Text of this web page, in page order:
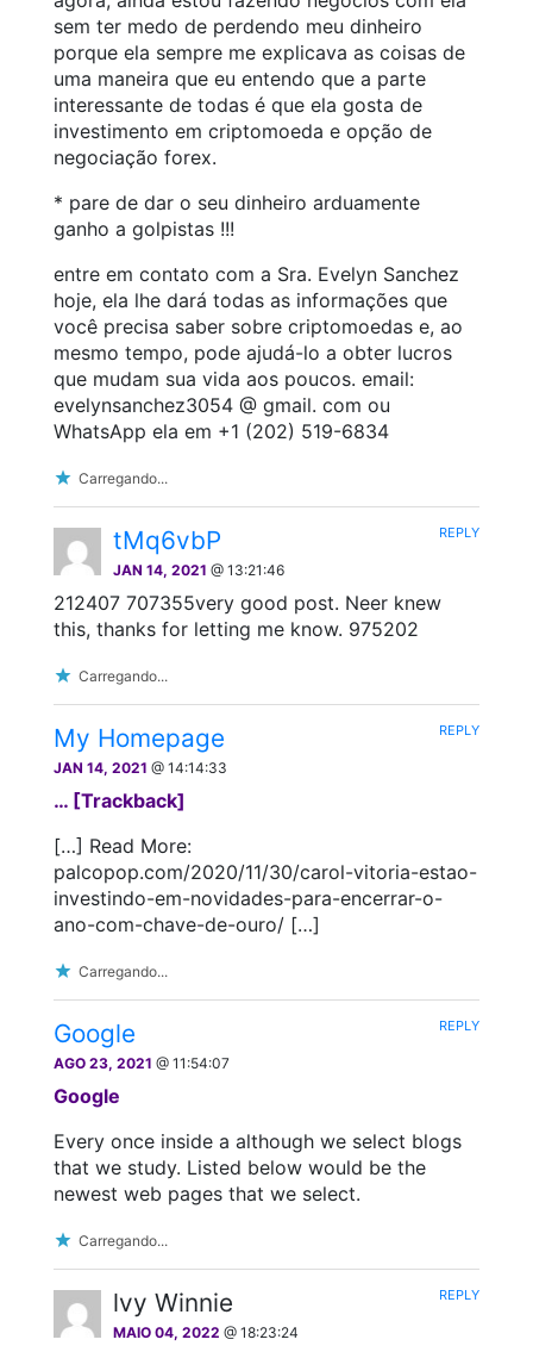
sem ter medo de perdendo meu dinheiro
porque ela sempre me explicava as coisas de
uma maneira que eu entendo que a parte
interessante de todas é que ela gosta de
investimento em criptomoeda e opção de
negociação forex.
* pare de dar o seu dinheiro arduamente
ganho a golpistas !!!
entre em contato com a Sra. Evelyn Sanchez
hoje, ela lhe dará todas as informações que
você precisa saber sobre criptomoedas e, ao
mesmo tempo, pode ajudá-lo a obter lucros
que mudam sua vida aos poucos. email:
evelynsanchez3054 @ gmail. com ou
WhatsApp ela em +1 (202) 519-6834
Carregando...
tMq6vbP
JAN 14, 2021 @ 13:21:46
212407 707355very good post. Neer knew
this, thanks for letting me know. 975202
Carregando...
REPLY
My Homepage
JAN 14, 2021 @ 14:14:33
… [Trackback]
[…] Read More:
palcopop.com/2020/11/30/carol-vitoria-estao-
investindo-em-novidades-para-encerrar-o-
ano-com-chave-de-ouro/ […]
Carregando...
REPLY
Google
AGO 23, 2021 @ 11:54:07
Google
Every once inside a although we select blogs
that we study. Listed below would be the
newest web pages that we select.
Carregando...
REPLY
lvy Winnie
MAIO 04, 2022 @ 18:23:24
REPLY